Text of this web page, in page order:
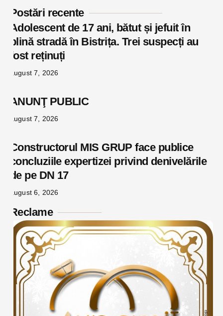
Postări recente
Adolescent de 17 ani, bătut și jefuit în
plină stradă în Bistrița. Trei suspecți au
fost reținuți
august 7, 2026
ANUNŢ PUBLIC
august 7, 2026
Constructorul MIS GRUP face publice
concluziile expertizei privind denivelările
de pe DN 17
august 6, 2026
Reclame